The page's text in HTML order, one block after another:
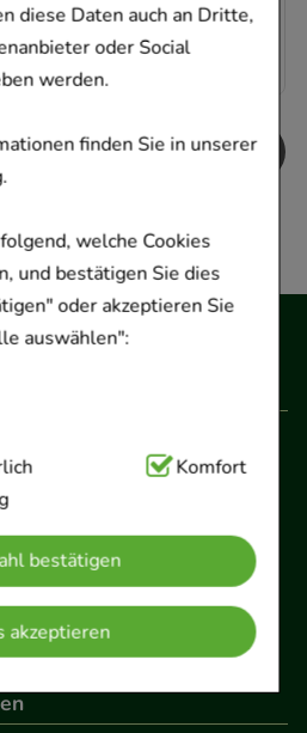
diese Daten auch an Dritte,
oder Social
werden.
finden Sie in unserer
.
welche Cookies
und bestätigen Sie dies
oder akzeptieren Sie
auswählen":
Hierbei handelt es sich um
unserer
(z.B. Navigation,
weshalb auf diese nicht
werden genutzt um das
zu gestalten,
des
Komfort
bestätigen
akzeptieren
Stk